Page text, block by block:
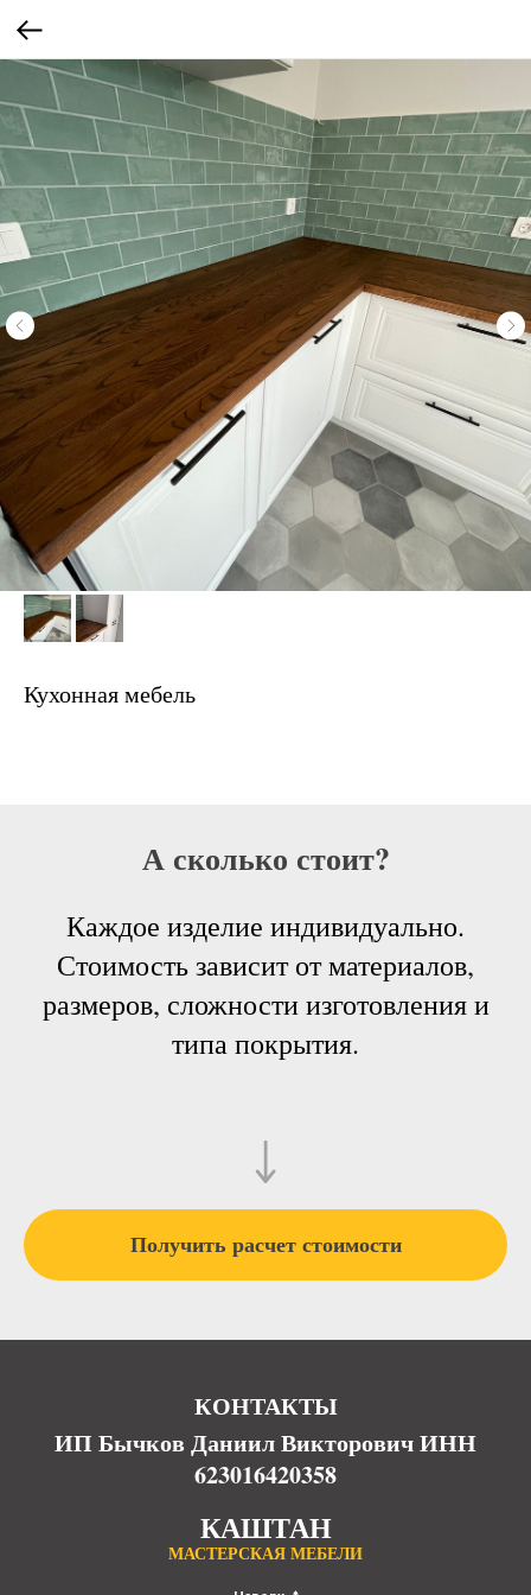
Кухонная мебель
А сколько стоит?
Каждое изделие индивидуально.
Стоимость зависит от материалов,
размеров, сложности изготовления и
типа покрытия.
Получить расчет стоимости
КОНТАКТЫ
ИП Бычков Даниил Викторович ИНН
623016420358
КАШТАН
МАСТЕРСКАЯ МЕБЕЛИ